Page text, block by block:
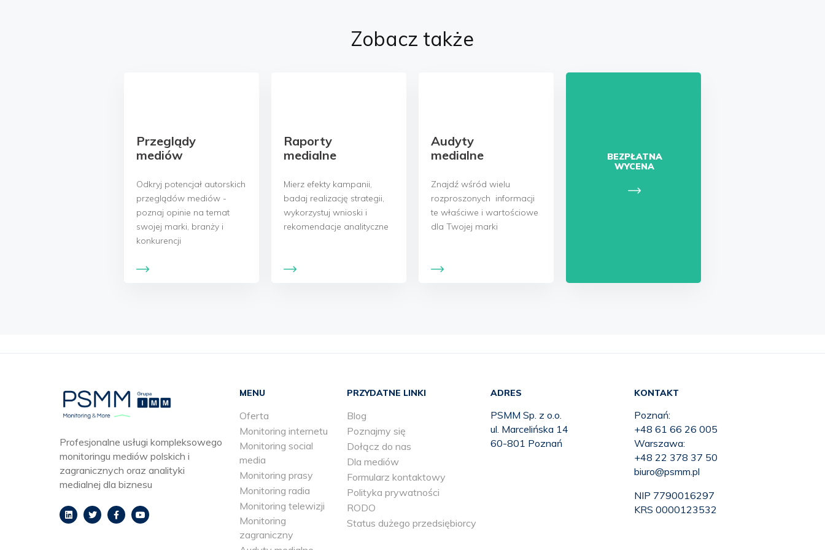
Zobacz także
Przeglądy
mediów
Odkryj potencjał autorskich
przeglądów mediów -
poznaj opinie na temat
swojej marki, branży i
konkurencji
Raporty
medialne
Mierz efekty kampanii,
badaj realizację strategii,
wykorzystuj wnioski i
rekomendacje analityczne
Audyty
medialne
Znajdź wśród wielu
rozproszonych informacji
te właściwe i wartościowe
dla Twojej marki
BEZPŁATNA
WYCENA
Profesjonalne usługi kompleksowego
monitoringu mediów polskich i
zagranicznych oraz analityki
medialnej dla biznesu
MENU
Oferta
Monitoring internetu
Monitoring social
media
Monitoring prasy
Monitoring radia
Monitoring telewizji
Monitoring
zagraniczny
PRZYDATNE LINKI
Blog
Poznajmy się
Dołącz do nas
Dla mediów
Formularz kontaktowy
Polityka prywatności
RODO
Status dużego przedsiębiorcy
ADRES
PSMM Sp. z o.o.
ul. Marcelińska 14
60-801 Poznań
KONTAKT
Poznań:
+48 61 66 26 005
Warszawa:
+48 22 378 37 50
biuro@psmm.pl
NIP 7790016297
KRS 0000123532